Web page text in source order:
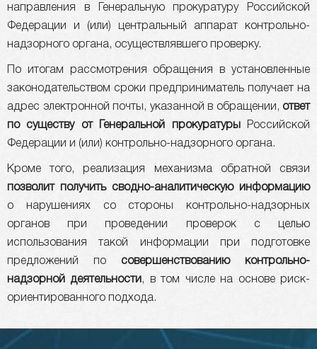
направления в Генеральную прокуратуру Российской
Федерации и (или) центральный аппарат контрольно-
надзорного органа, осуществлявшего проверку.
По итогам рассмотрения обращения в установленные
законодательством сроки предприниматель получает на
адрес электронной почты, указанной в обращении, ответ
по существу от Генеральной прокуратуры
Российской
Федерации и (или) контрольно-надзорного органа.
Кроме того, реализация механизма обратной связи
позволит получить
сводно-аналитическую информацию
о нарушениях со стороны контрольно-надзорных
органов при проведении проверок с целью
использования такой информации при подготовке
предложений по совершенствованию контрольно-
надзорной деятельности , в том числе на основе риск-
ориентированного подхода.